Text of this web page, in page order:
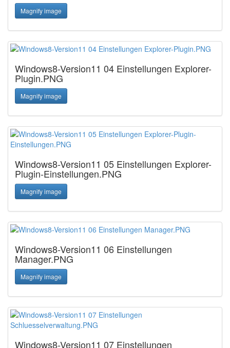
Magnify image
Windows8-Version11 04 Einstellungen Explorer-
Plugin.PNG
Magnify image
Windows8-Version11 05 Einstellungen Explorer-
Plugin-Einstellungen.PNG
Magnify image
Windows8-Version11 06 Einstellungen
Manager.PNG
Magnify image
Windows8-Version11 07 Einstellungen